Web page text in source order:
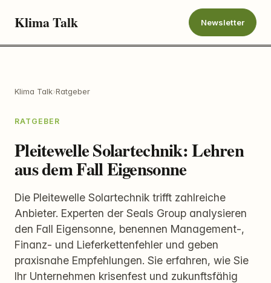
Klima Talk Newsletter
Klima Talk›Ratgeber
RATGEBER
Pleitewelle Solartechnik: Lehren
aus dem Fall Eigensonne
Die Pleitewelle Solartechnik trifft zahlreiche
Anbieter. Experten der Seals Group analysieren
den Fall Eigensonne, benennen Management-,
Finanz- und Lieferkettenfehler und geben
praxisnahe Empfehlungen. Sie erfahren, wie Sie
Ihr Unternehmen krisenfest und zukunftsfähig